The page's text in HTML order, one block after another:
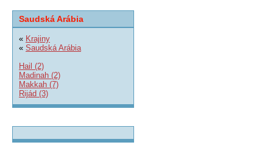
Saudská Arábia
« Krajiny
« Saudská Arábia
Hail (2)
Madinah (2)
Makkah (7)
Rijád (3)